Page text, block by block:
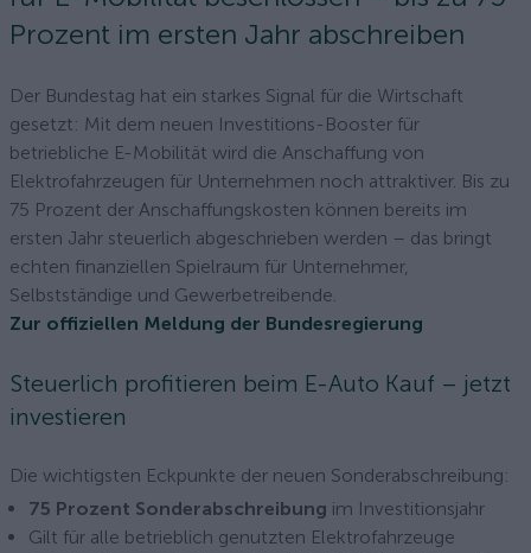
Prozent im ersten Jahr abschreiben
Der Bundestag hat ein starkes Signal für die Wirtschaft
gesetzt: Mit dem neuen Investitions-Booster für
betriebliche E-Mobilität wird die Anschaffung von
Elektrofahrzeugen für Unternehmen noch attraktiver. Bis zu
75 Prozent der Anschaffungskosten können bereits im
ersten Jahr steuerlich abgeschrieben werden – das bringt
echten finanziellen Spielraum für Unternehmer,
Selbstständige und Gewerbetreibende.
Zur offiziellen Meldung der Bundesregierung
Steuerlich profitieren beim E-Auto Kauf – jetzt
investieren
Die wichtigsten Eckpunkte der neuen Sonderabschreibung:
75 Prozent Sonderabschreibung im Investitionsjahr
Gilt für alle betrieblich genutzten Elektrofahrzeuge